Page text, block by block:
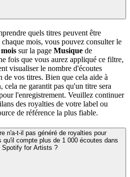
quels titres peuvent être
mois, vous pouvez consulter le
sur la page Musique de
fois que vous aurez appliqué ce filtre,
visualiser le nombre d'écoutes
de vos titres. Bien que cela aide à
cela ne garantit pas qu'un titre sera
l'enregistrement. Veuillez continuer
des royalties de votre label ou
de référence la plus fiable.
n'a-t-il pas généré de royalties pour
qu'il compte plus de 1 000 écoutes dans
Spotify for Artists ?